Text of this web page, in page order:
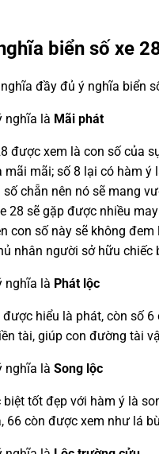
biển số xe
đầy đủ ý nghĩa biển
nghĩa là Mãi phát
được xem là con số của
mãi mãi; số 8 lại có hàm
chẵn nên nó sẽ mang
28 sẽ gặp được nhiều
con số này sẽ không
nhân người sở hữu chiếc
nghĩa là Phát lộc
hiểu là phát, còn số
tài, giúp con đường tài
nghĩa là Song lộc
tốt đẹp với hàm ý là
66 còn được xem như lá